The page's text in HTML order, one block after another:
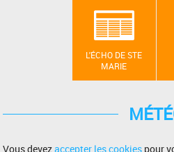
L'ÉCHO DE STE
MARIE
Vous devezaccepter les cookies pour